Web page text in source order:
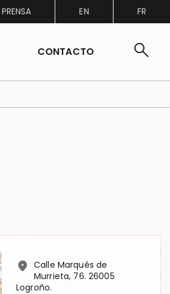
PRENSA EN FR
CONTACTO search
location_on Calle Marqués de
Murrieta, 76. 26005
Logroño.